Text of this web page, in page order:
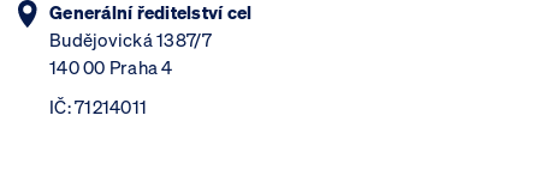
Generální ředitelství cel
Budějovická 1387/7
140 00 Praha 4
IČ: 71214011